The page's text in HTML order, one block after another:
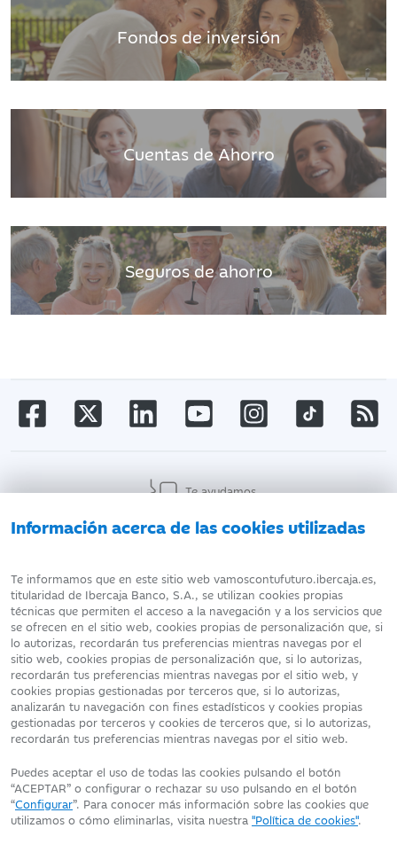
Información acerca de las cookies utilizadas
Te informamos que en este sitio web vamoscontufuturo.ibercaja.es,
titularidad de Ibercaja Banco, S.A., se utilizan cookies propias
técnicas que permiten el acceso a la navegación y a los servicios que
se ofrecen en el sitio web, cookies propias de personalización que, si
lo autorizas, recordarán tus preferencias mientras navegas por el
sitio web, cookies propias de personalización que, si lo autorizas,
recordarán tus preferencias mientras navegas por el sitio web, y
cookies propias gestionadas por terceros que, si lo autorizas,
analizarán tu navegación con fines estadísticos y cookies propias
gestionadas por terceros y cookies de terceros que, si lo autorizas,
recordarán tus preferencias mientras navegas por el sitio web.
Puedes aceptar el uso de todas las cookies pulsando el botón
“ACEPTAR” o configurar o rechazar su uso pulsando en el botón
“Configurar”. Para conocer más información sobre las cookies que
utilizamos o cómo eliminarlas, visita nuestra "Política de cookies".
Fondos de inversión
Cuentas de Ahorro
Seguros de ahorro
Te ayudamos
DATOS PERSONALES POLÍTICA DE COOKIES
Fecha de edición: 06/08/2026
©Ibercaja Banco, S.A. - IBERCAJA - NIF. A-99319030 R.M. de
Zaragoza (T.3865. F.1. H.Z.-52186, Inscripc.1º)
España con el código 2085.
Domicilio social: Plaza de Basilio Paraíso, 2. 50008-Zaragoza.